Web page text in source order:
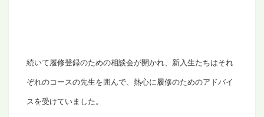
続いて履修登録のための相談会が開かれ、新入生たちはそれ
ぞれのコースの先生を囲んで、熱心に履修のためのアドバイ
スを受けていました。